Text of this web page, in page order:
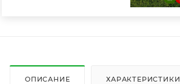
ОПИСАНИЕ ХАРАКТЕРИСТИКИ